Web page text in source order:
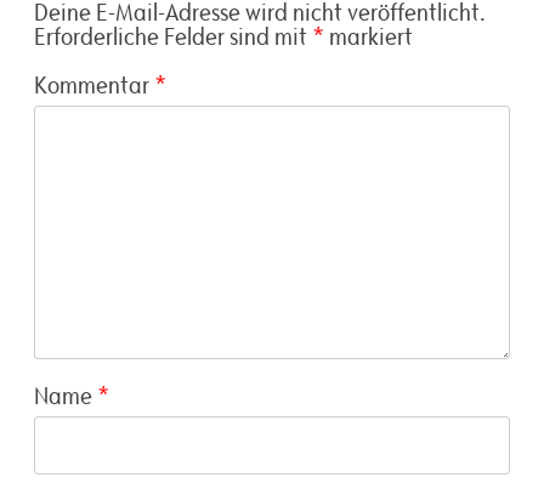
Deine E-Mail-Adresse wird nicht veröffentlicht.
Erforderliche Felder sind mit * markiert
Kommentar *
Name *